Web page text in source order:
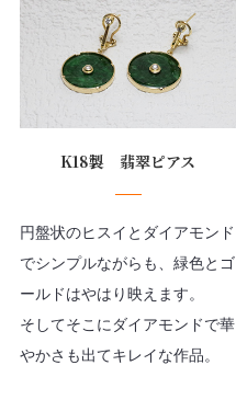
K18製 翡翠ピアス
円盤状のヒスイとダイアモンド
でシンプルながらも、緑色とゴ
ールドはやはり映えます。
そしてそこにダイアモンドで華
やかさも出てキレイな作品。